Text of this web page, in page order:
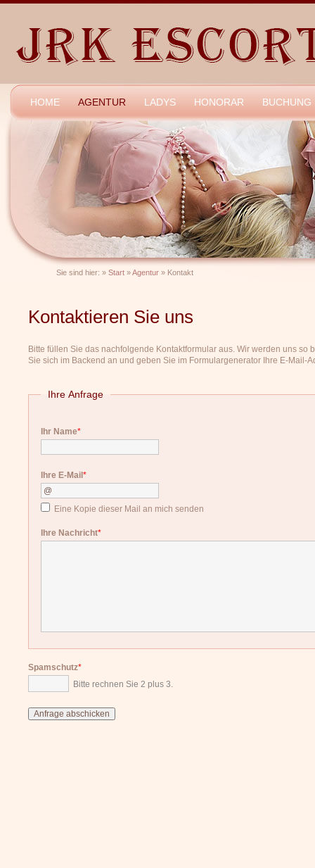
HOME AGENTUR LADYS HONORAR BUCHUNG
Sie sind hier: » Start »Agentur » Kontakt
Kontaktieren Sie uns
Bitte füllen Sie das nachfolgende Kontaktformular aus. Wir werden uns so
Sie sich im Backend an und geben Sie im Formulargenerator Ihre E-Mail-
Ihre Anfrage
Ihr Name*
Ihre E-Mail*
Eine Kopie dieser Mail an mich senden
Ihre Nachricht*
Spamschutz*
Bitte rechnen Sie 2 plus 3.